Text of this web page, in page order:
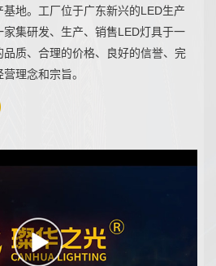
地。工厂位于广东新兴的LED生产
集研发、生产、销售LED灯具于一
质、合理的价格、良好的信誉、完
理念和宗旨。